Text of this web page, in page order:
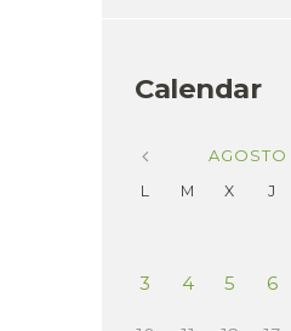
Calendar
AGOSTO
L
M X J
3 4 5 6